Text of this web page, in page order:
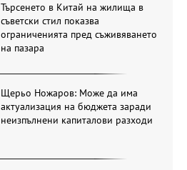
Търсенето в Китай на жилища в
съветски стил показва
ограниченията пред съживяването
на пазара
Щерьо Ножаров: Може да има
актуализация на бюджета заради
неизпълнени капиталови разходи